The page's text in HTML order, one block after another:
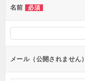
ー
シ
ン
名前 必須
メール（公開されません